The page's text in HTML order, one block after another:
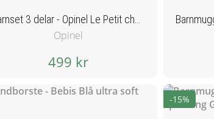
Opinel
499 kr
-15%